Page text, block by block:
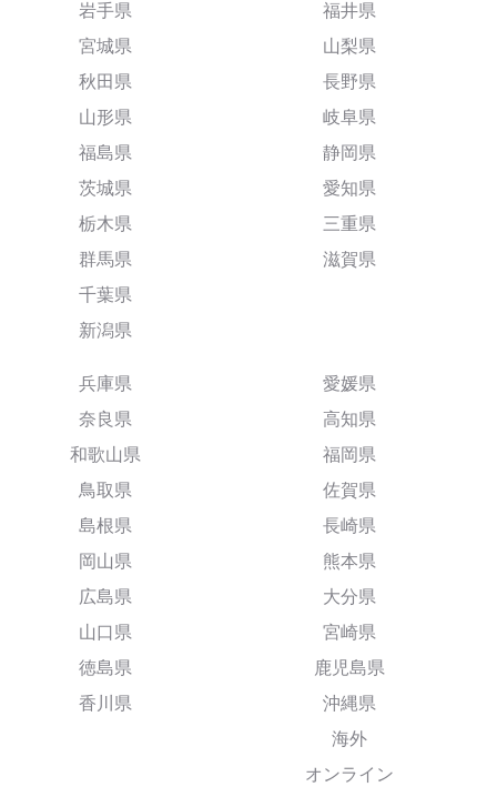
岩手県
宮城県
秋田県
山形県
福島県
茨城県
栃木県
群馬県
千葉県
新潟県
福井県
山梨県
長野県
岐阜県
静岡県
愛知県
三重県
滋賀県
兵庫県
奈良県
和歌山県
鳥取県
島根県
岡山県
広島県
山口県
徳島県
香川県
愛媛県
高知県
福岡県
佐賀県
長崎県
熊本県
大分県
宮崎県
鹿児島県
沖縄県
海外
オンライン